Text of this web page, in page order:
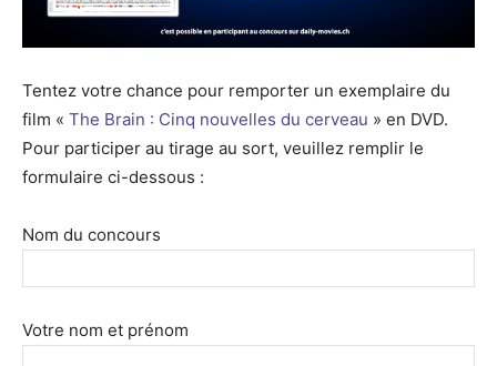
Tentez votre chance pour remporter un exemplaire du
film « The Brain : Cinq nouvelles du cerveau » en DVD.
Pour participer au tirage au sort, veuillez remplir le
formulaire ci-dessous :
Nom du concours
Votre nom et prénom